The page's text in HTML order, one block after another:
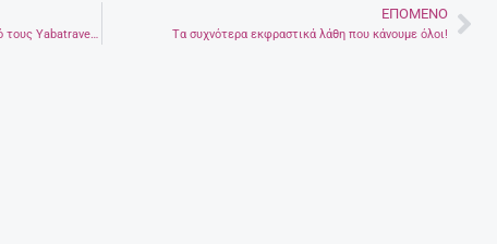
Παλέρμο Σικελίας.Μεσογειακή Ομορφιά, από τους Yabatravellers
ΕΠΌΜΕΝΟ
Tα συχνότερα εκφραστικά λάθη που κάνουμε όλοι!Next